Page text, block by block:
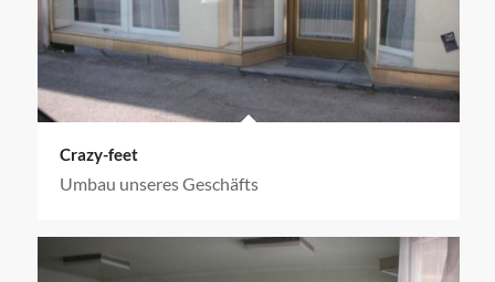
Crazy-feet
Umbau unseres Geschäfts